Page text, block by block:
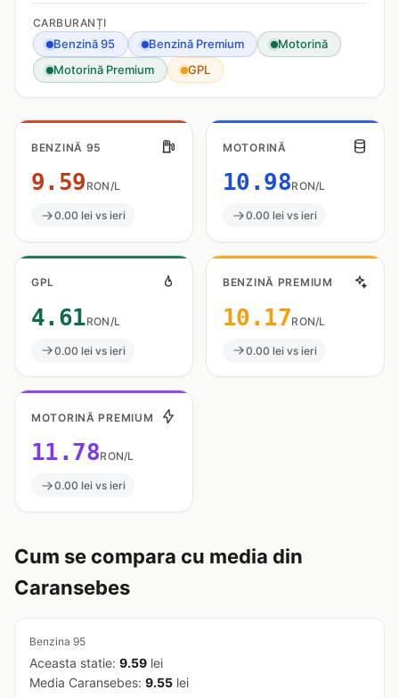
CARBURANȚI
Benzină 95 Benzină Premium
Motorină
Motorină Premium
GPL
BENZINĂ 95
9.59 RON/L
0.00 lei vs ieri
MOTORINĂ
10.98RON/L
0.00 lei vs ieri
GPL
4.61RON/L
0.00 lei vs ieri
BENZINĂ PREMIUM
10.17RON/L
0.00 lei vs ieri
MOTORINĂ PREMIUM
11.78RON/L
0.00 lei vs ieri
Cum se compara cu media din
Caransebes
Benzina 95
Aceasta statie: 9.59 lei
Media Caransebes: 9.55 lei